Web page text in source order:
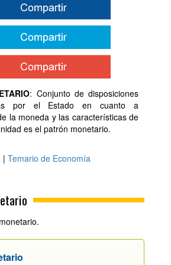
: Conjunto de disposiciones
por el Estado en cuanto a
la moneda y las características de
es el patrón monetario.
| Temario de Economía